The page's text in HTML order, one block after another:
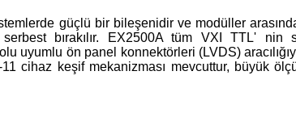
güçlü bir bileşenidir ve modüller
bırakılır. EX2500A tüm VXI TTL'
uyumlu ön panel konnektörleri (LVDS)
cihaz keşif mekanizması mevcuttur, büyük